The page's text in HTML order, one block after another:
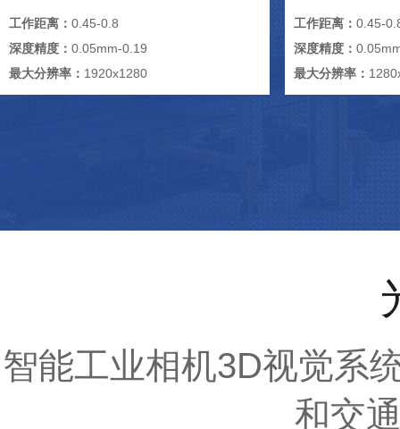
工作距离： 0.45-0.8
深度精度： 0.05mm-0.19
最大分辨率： 1920x1280
工作距离：0.45-
深度精度：
最大分辨率：
智能工业相机3D视觉系
和交